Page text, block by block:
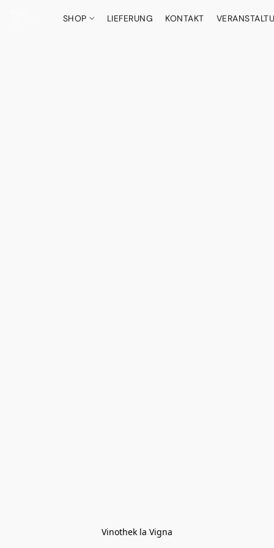
SHOP LIEFERUNG KONTAKT
Vinothek la Vigna